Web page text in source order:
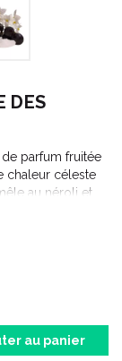
DES
de parfum fruitée
chaleur céleste
au néroli et
elle révèle
au panier